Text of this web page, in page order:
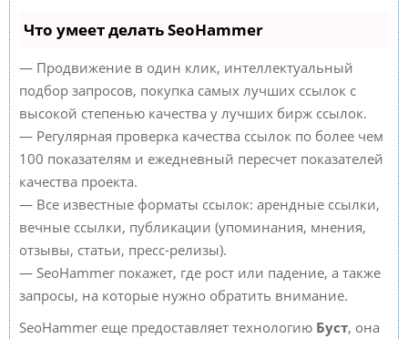
Что умеет делать SeoHammer
— Продвижение в один клик, интеллектуальный
подбор запросов, покупка самых лучших ссылок с
высокой степенью качества у лучших бирж ссылок.
— Регулярная проверка качества ссылок по более чем
100 показателям и ежедневный пересчет показателей
качества проекта.
— Все известные форматы ссылок: арендные ссылки,
вечные ссылки, публикации (упоминания, мнения,
отзывы, статьи, пресс-релизы).
— SeoHammer покажет, где рост или падение, а также
запросы, на которые нужно обратить внимание.
SeoHammer еще предоставляет технологию Буст, она